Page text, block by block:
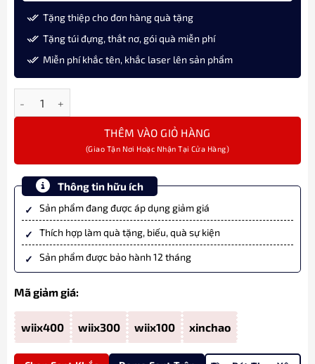
Tặng thiệp cho đơn hàng quà tặng
Tặng túi đựng, thắt nơ, gói quà miễn phí
Miễn phí khắc tên, khắc laser lên sản phẩm
THÊM VÀO GIỎ HÀNG
Thông tin hữu ích
Sản phẩm đang được áp dụng giảm giá
Thích hợp làm quà tặng, biếu, quà sự kiện
Sản phẩm được bảo hành 12 tháng
Mã giảm giá:
wiix400 wiix300 wiix100 xinchao